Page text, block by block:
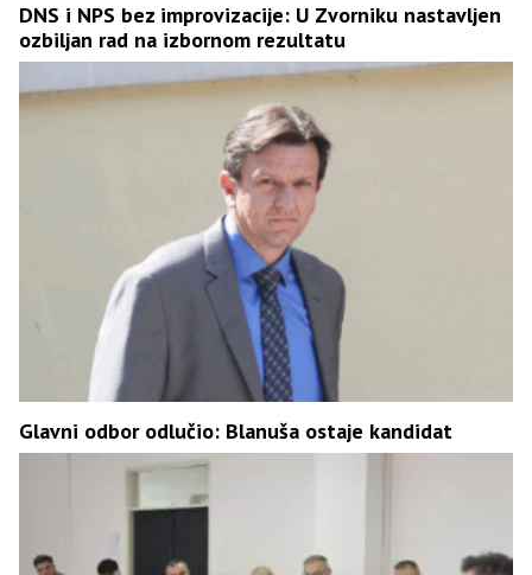
DNS i NPS bez improvizacije: U Zvorniku nastavljen
ozbiljan rad na izbornom rezultatu
Glavni odbor odlučio: Blanuša ostaje kandidat